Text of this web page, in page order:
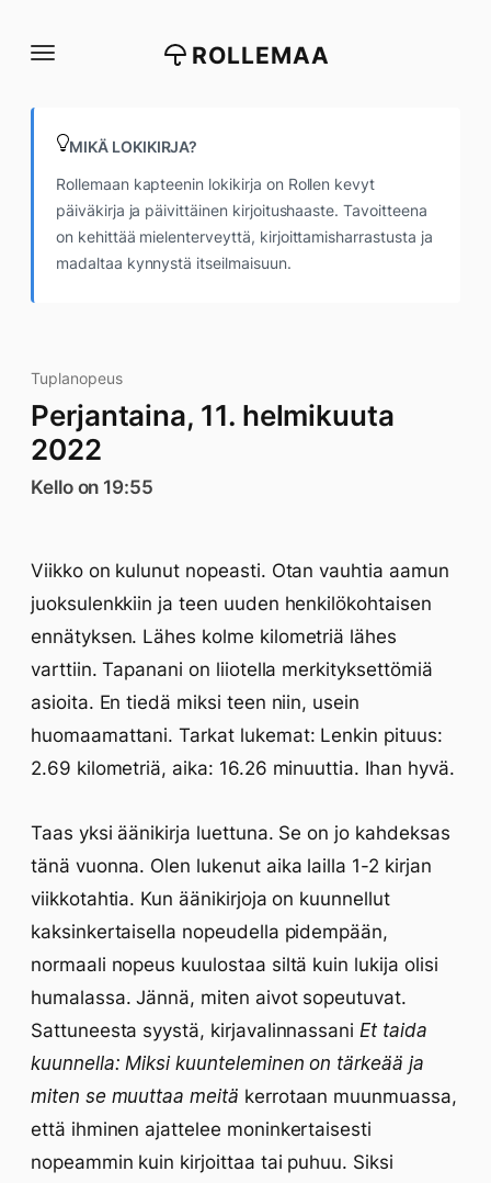
suoraan
ROLLEMAA
MIKÄ LOKIKIRJA?
Rollemaan kapteenin lokikirja on Rollen kevyt
päiväkirja ja päivittäinen kirjoitushaaste. Tavoitteena
on kehittää mielenterveyttä, kirjoittamisharrastusta ja
madaltaa kynnystä itseilmaisuun.
Tuplanopeus
Perjantaina, 11. helmikuuta
2022
Kello on 19:55
Viikko on kulunut nopeasti. Otan vauhtia aamun
juoksulenkkiin ja teen uuden henkilökohtaisen
ennätyksen. Lähes kolme kilometriä lähes
varttiin. Tapanani on liiotella merkityksettömiä
asioita. En tiedä miksi teen niin, usein
huomaamattani. Tarkat lukemat: Lenkin pituus:
2.69 kilometriä, aika: 16.26 minuuttia. Ihan hyvä.
Taas yksi äänikirja luettuna. Se on jo kahdeksas
tänä vuonna. Olen lukenut aika lailla 1-2 kirjan
viikkotahtia. Kun äänikirjoja on kuunnellut
kaksinkertaisella nopeudella pidempään,
normaali nopeus kuulostaa siltä kuin lukija olisi
humalassa. Jännä, miten aivot sopeutuvat.
Sattuneesta syystä, kirjavalinnassaniEt taida
kuunnella: Miksi kuunteleminen on tärkeää ja
miten se muuttaa meitä kerrotaan muunmuassa,
että ihminen ajattelee moninkertaisesti
nopeammin kuin kirjoittaa tai puhuu. Siksi